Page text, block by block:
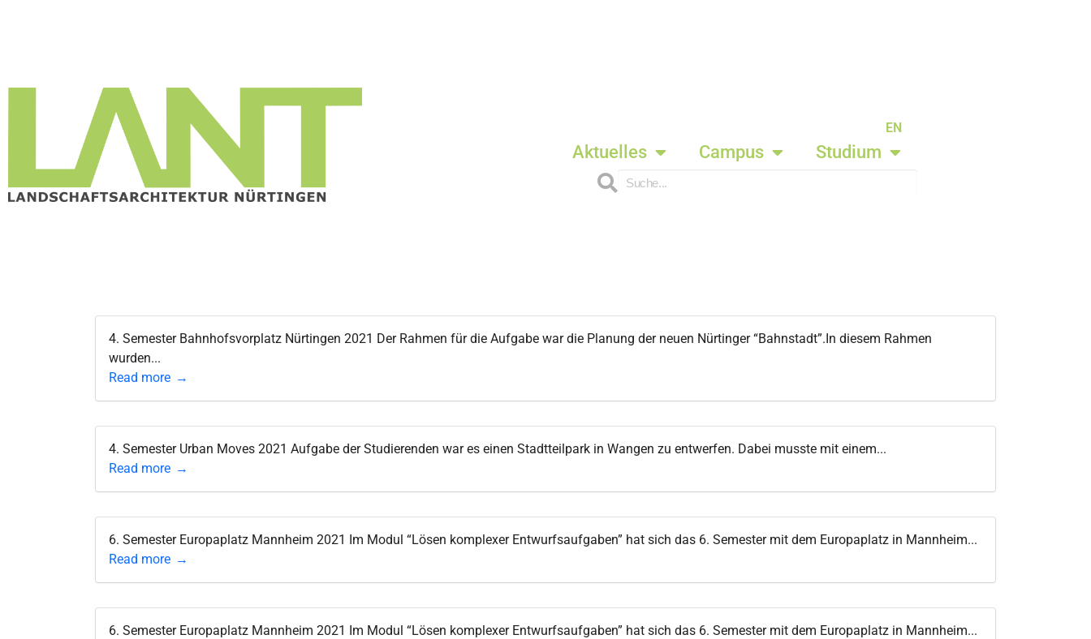
EN
Aktuelles Campus Studium
4. Semester Bahnhofsvorplatz Nürtingen 2021 Der Rahmen für die Aufgabe war die Planung der neuen Nürtinger “Bahnstadt”.In diesem Rahmen
wurden...
Read more
4. Semester Urban Moves 2021 Aufgabe der Studierenden war es einen Stadtteilpark in Wangen zu entwerfen. Dabei musste mit einem...
Read more
6. Semester Europaplatz Mannheim 2021 Im Modul “Lösen komplexer Entwurfsaufgaben” hat sich das 6. Semester mit dem Europaplatz in Mannheim...
Read more
6. Semester Europaplatz Mannheim 2021 Im Modul “Lösen komplexer Entwurfsaufgaben” hat sich das 6. Semester mit dem Europaplatz in Mannheim...